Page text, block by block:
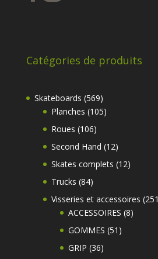
Catégories de produits
Skateboards 569569
produits
Planches 105105
Roues 106106
produits
Second Hand 1212
produits
Skates complets 1212
Trucks 8484
produits
Visseries et accessoires 251
ACCESSOIRES 88
GOMMES 51 51
GRIP 3636